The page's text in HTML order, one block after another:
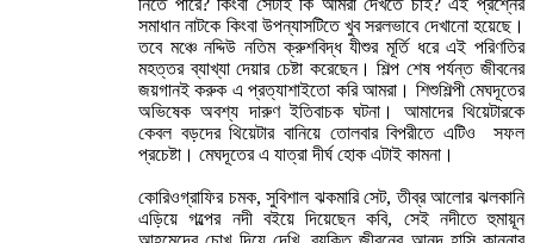
নিতে পারে? কিংবা সেটাই কি আমরা দেখতে চাই? এই প্রশ্নের
সমাধান নাটকে কিংবা উপন্যাসটিতে খুব সরলভাবে দেখানো হয়েছে।
তবে মঞ্চে নদ্দিউ নতিম ক্রুশবিদ্ধ যীশুর মূর্তি ধরে এই পরিণতির
মহত্তর ব্যাখ্যা দেয়ার চেষ্টা করেছেন। শিল্প শেষ পর্যন্ত জীবনের
জয়গানই করুক এ প্রত্যাশাইতো করি আমরা। শিশুশিল্পী মেঘদূতের
অভিষেক অবশ্য দারুণ ইতিবাচক ঘটনা। আমাদের থিয়েটারকে
কেবল বড়দের থিয়েটার বানিয়ে তোলবার বিপরীতে এটিও সফল
প্রচেষ্টা। মেঘদূতের এ যাত্রা দীর্ঘ হোক এটাই কামনা।
কোরিওগ্রাফির চমক, সুবিশাল ঝকমারি সেট, তীব্র আলোর ঝলকানি
এড়িয়ে গল্পের নদী বইয়ে দিয়েছেন কবি, সেই নদীতে হুমায়ূন